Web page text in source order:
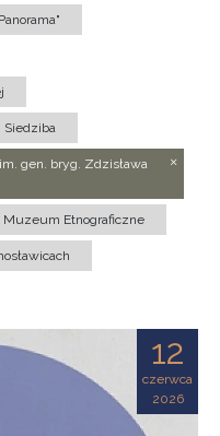
Siedziba
gen. bryg. Zdzisława
Muzeum Etnograficzne
12
czerwca
2026